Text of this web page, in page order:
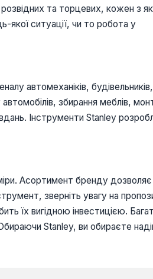
та торцевих, кожен з
якої ситуації, чи то робота у
автомеханіків, будівельників,
збирання меблів,
Інструменти Stanley
Асортимент бренду
зверніть увагу на
їх вигідною інвестицією.
Stanley, ви обираєте